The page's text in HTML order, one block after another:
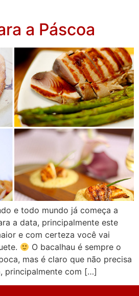
a Páscoa
e todo mundo já começa a
a data, principalmente este
e com certeza você vai
O bacalhau é sempre o
mas é claro que não precisa
principalmente com […]